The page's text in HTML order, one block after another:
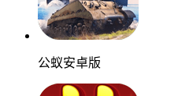
公蚁安卓版